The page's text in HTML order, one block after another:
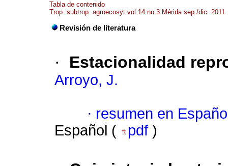
Tabla de contenido
Trop. subtrop. agroecosyt vol.14 no.3 Mérida sep./dic. 2011
Revisión de literatura
· Estacionalidad
Arroyo, J.
· resumen en
Español (
pdf )